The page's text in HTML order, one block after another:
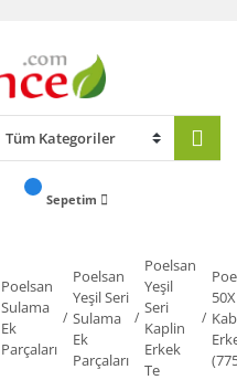
Sepetim
Poelsan
Sulama
Ek
Parçaları
Poelsan
Yeşil Seri
Sulama
Ek
Parçaları
Poelsan
Yeşil
Seri
Kaplin
Erkek
Te